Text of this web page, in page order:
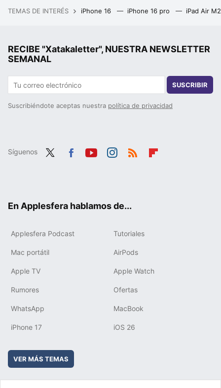
TEMAS DE INTERÉS iPhone 16 iPhone 16 pro iPad Air
RECIBE "Xatakaletter", NUESTRA NEWSLETTER
SEMANAL
SUSCRIBIR
Suscribiéndote aceptas nuestra política de privacidad
Síguenos
En Applesfera hablamos de...
Applesfera Podcast Tutoriales
Mac portátil AirPods
Apple TV Apple Watch
Rumores Ofertas
WhatsApp MacBook
iPhone 17 iOS 26
VER MÁS TEMAS